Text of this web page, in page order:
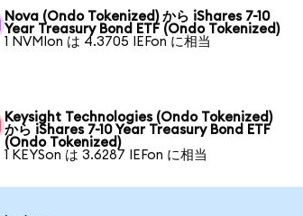
Nova (Ondo Tokenized) から iShares 7-10
Year Treasury Bond ETF (Ondo Tokenized)
1 NVMIon は 4.3705 IEFon に相当
Keysight Technologies (Ondo Tokenized)
から iShares 7-10 Year Treasury Bond ETF
(Ondo Tokenized)
1 KEYSon は 3.6287 IEFon に相当